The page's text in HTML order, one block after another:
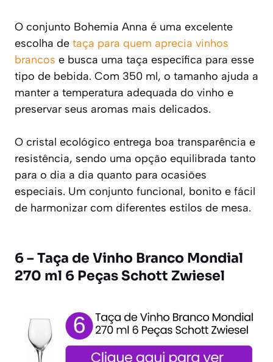
O conjunto Bohemia Anna é uma excelente
escolha de taça para quem aprecia vinhos
brancos e busca uma taça específica para esse
tipo de bebida. Com 350 ml, o tamanho ajuda a
manter a temperatura adequada do vinho e
preservar seus aromas mais delicados.
O cristal ecológico entrega boa transparência e
resistência, sendo uma opção equilibrada tanto
para o dia a dia quanto para ocasiões
especiais. Um conjunto funcional, bonito e fácil
de harmonizar com diferentes estilos de mesa.
6 – Taça de Vinho Branco Mondial
270 ml 6 Peças Schott Zwiesel